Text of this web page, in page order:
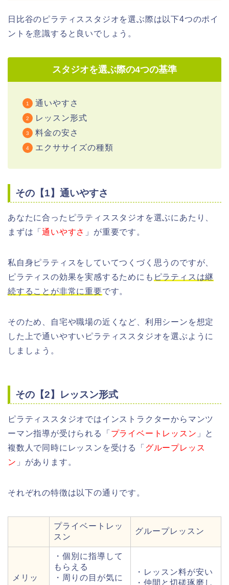
日比谷のピラティススタジオを選ぶ際は以下4つのポイ
ントを意識すると良いでしょう。
スタジオを選ぶ際の4つの基準
通いやすさ
レッスン形式
料金の安さ
エクササイズの種類
その【1】通いやすさ
あなたに合ったピラティススタジオを選ぶにあたり、
まずは「通いやすさ 」が重要です。
私自身ピラティスをしていてつくづく思うのですが、
ピラティスの効果を実感するためにも ピラティスは継
続することが非常に重要です。
そのため、自宅や職場の近くなど、利用シーンを想定
した上で通いやすいピラティススタジオを選ぶように
しましょう。
その【2】レッスン形式
ピラティススタジオではインストラクターからマンツ
ーマン指導が受けられる「 プライベートレッスン 」と
複数人で同時にレッスンを受ける「 グループレッス
ン 」があります。
それぞれの特徴は以下の通りです。
プライベートレッ
スン
グループレッスン
メリッ
・個別に指導して
もらえる
・周りの目が気に
・レッスン料が安い
・仲間と切磋琢磨し